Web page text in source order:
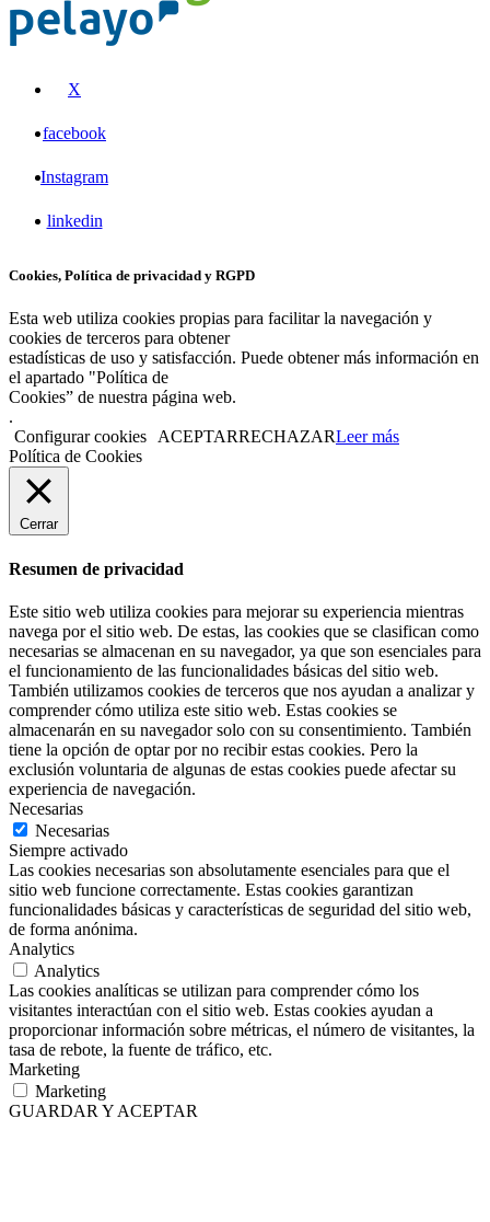
X
facebook
Instagram
linkedin
Cookies, Política de privacidad y RGPD
Esta web utiliza cookies propias para facilitar la navegación y
cookies de terceros para obtener
estadísticas de uso y satisfacción. Puede obtener más información en
el apartado "Política de
Cookies” de nuestra página web.
.
Configurar cookies
ACEPTARRECHAZARLeer más
Política de Cookies
Cerrar
Resumen de privacidad
Este sitio web utiliza cookies para mejorar su experiencia mientras
navega por el sitio web. De estas, las cookies que se clasifican como
necesarias se almacenan en su navegador, ya que son esenciales para
el funcionamiento de las funcionalidades básicas del sitio web.
También utilizamos cookies de terceros que nos ayudan a analizar y
comprender cómo utiliza este sitio web. Estas cookies se
almacenarán en su navegador solo con su consentimiento. También
tiene la opción de optar por no recibir estas cookies. Pero la
exclusión voluntaria de algunas de estas cookies puede afectar su
experiencia de navegación.
Necesarias
Necesarias
Siempre activado
Las cookies necesarias son absolutamente esenciales para que el
sitio web funcione correctamente. Estas cookies garantizan
funcionalidades básicas y características de seguridad del sitio web,
de forma anónima.
Analytics
Analytics
Las cookies analíticas se utilizan para comprender cómo los
visitantes interactúan con el sitio web. Estas cookies ayudan a
proporcionar información sobre métricas, el número de visitantes, la
tasa de rebote, la fuente de tráfico, etc.
Marketing
Marketing
GUARDAR Y ACEPTAR